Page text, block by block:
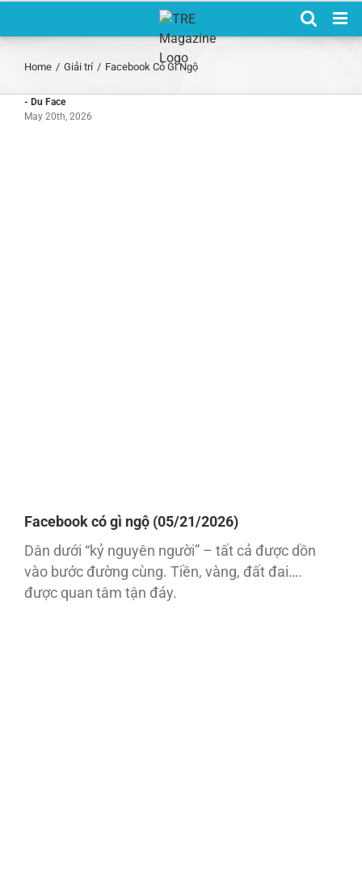
Home / Giải trí / Facebook Có Gì Ngộ
- Du Face
May 20th, 2026
Facebook có gì ngộ (05/21/2026)
Dân dưới “kỷ nguyên người” – tất cả được dồn
vào bước đường cùng. Tiền, vàng, đất đai….
được quan tâm tận đáy.